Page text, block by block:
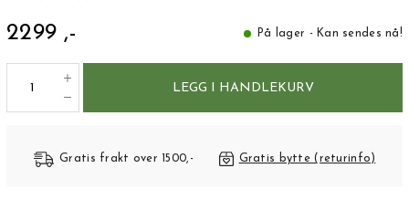
2299 ,- På lager - Kan sendes nå!
LEGG I HANDLEKURV
Gratis frakt over 1500,- Gratis bytte (returinfo)